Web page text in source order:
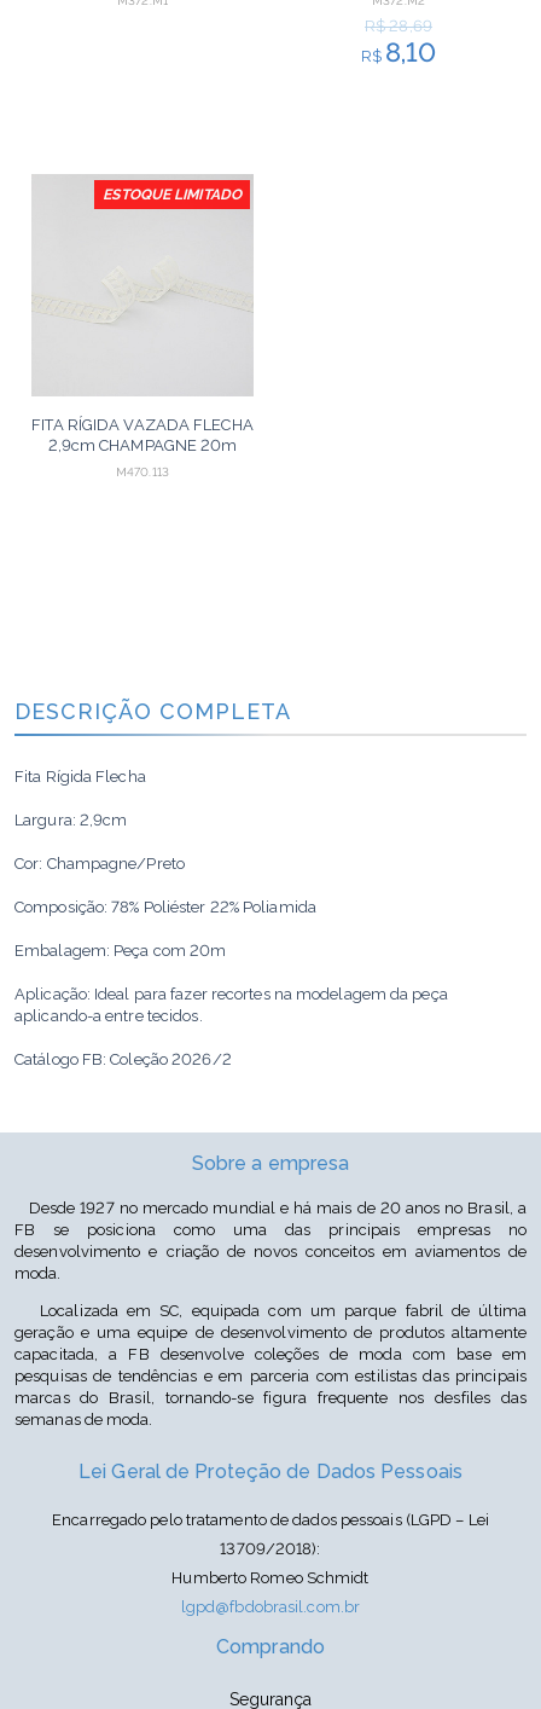
BEBÊ 20m
R$ 28,69
R$ 8,10
ESTOQUE LIMITADO
FITA RÍGIDA VAZADA FLECHA
2,9cm CHAMPAGNE 20m
M470.113
DESCRIÇÃO COMPLETA
Fita Rígida Flecha
Largura: 2,9cm
Cor: Champagne/Preto
Composição: 78% Poliéster 22% Poliamida
Embalagem: Peça com 20m
Aplicação: Ideal para fazer recortes na modelagem da peça
aplicando-a entre tecidos.
Catálogo FB: Coleção 2026/2
Sobre a empresa
Desde 1927 no mercado mundial e há mais de 20 anos no Brasil, a
FB se posiciona como uma das principais empresas no
desenvolvimento e criação de novos conceitos em aviamentos de
moda.
Localizada em SC, equipada com um parque fabril de última
geração e uma equipe de desenvolvimento de produtos altamente
capacitada, a FB desenvolve coleções de moda com base em
pesquisas de tendências e em parceria com estilistas das principais
marcas do Brasil, tornando-se figura frequente nos desfiles das
semanas de moda.
Lei Geral de Proteção de Dados Pessoais
Encarregado pelo tratamento de dados pessoais (LGPD – Lei
13709/2018):
Humberto Romeo Schmidt
lgpd@fbdobrasil.com.br
Comprando
Segurança